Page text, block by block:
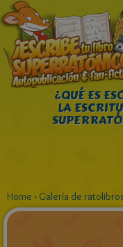
¿QUÉ ES
LA
Home › Galería de